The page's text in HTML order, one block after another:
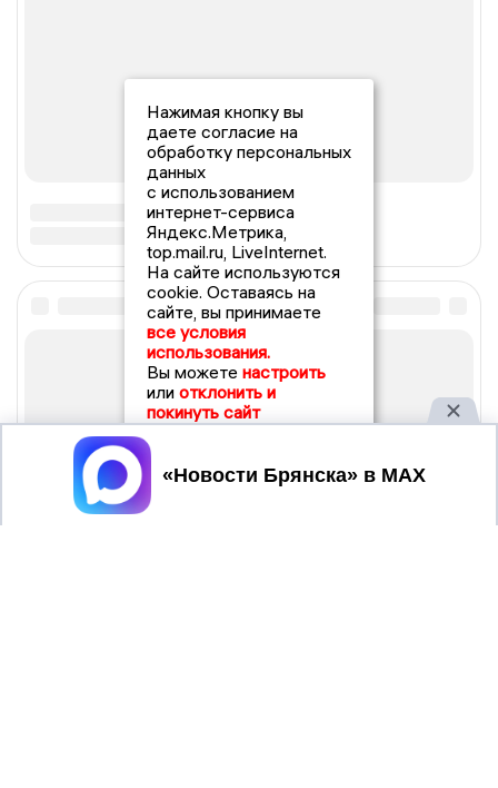
Нажимая кнопку вы
даете согласие на
обработку персональных
данных
с использованием
интернет-сервиса
Яндекс.Метрика,
top.mail.ru, LiveInternet.
На сайте используются
cookie. Оставаясь на
сайте, вы принимаете
все условия
использования.
Вы можете настроить
или отклонить и
покинуть сайт
Принять